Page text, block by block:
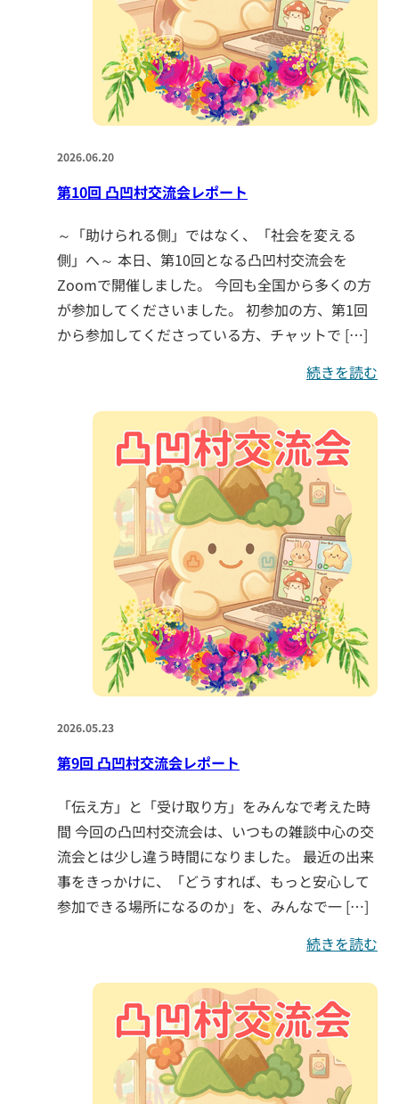
2026.06.20
第10回 凸凹村交流会レポート
～「助けられる側」ではなく、「社会を変える
側」へ～ 本日、第10回となる凸凹村交流会を
Zoomで開催しました。 今回も全国から多くの方
が参加してくださいました。 初参加の方、第1回
から参加してくださっている方、チャットで […]
続きを読む
2026.05.23
第9回 凸凹村交流会レポート
「伝え方」と「受け取り方」をみんなで考えた時
間 今回の凸凹村交流会は、いつもの雑談中心の交
流会とは少し違う時間になりました。 最近の出来
事をきっかけに、「どうすれば、もっと安心して
参加できる場所になるのか」を、みんなで一 […]
続きを読む